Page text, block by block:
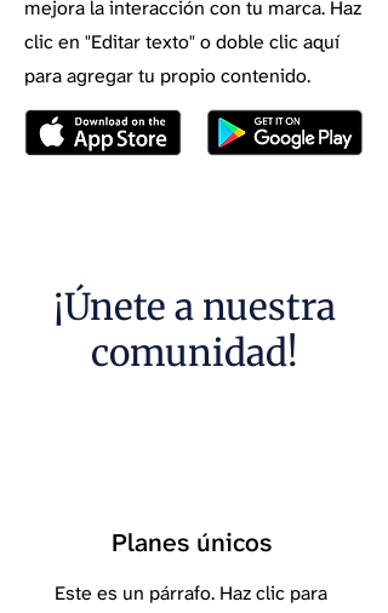
mejora la interacción con tu marca. Haz
clic en "Editar texto" o doble clic aquí
para agregar tu propio contenido.
¡Únete a nuestra
comunidad!
Planes únicos
Este es un párrafo. Haz clic para